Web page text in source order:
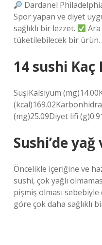
Dardanel
Spor yapan ve diyet
sağlıklı bir lezzet.
tüketilebilecek bir ürün.
14 sushi
SuşiKalsiyum
(mg)25.09Diyet lifi
Sushi’de yağ
Öncelikle içeriğine ve
sushi, çok yağlı
pişmiş olması
göre çok daha sağlıklı